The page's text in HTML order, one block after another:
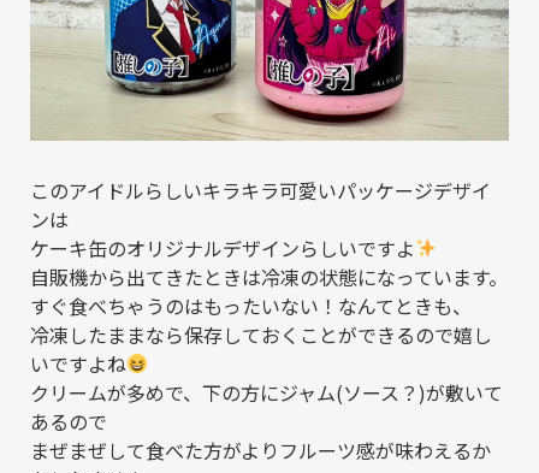
このアイドルらしいキラキラ可愛いパッケージデザイ
ンは
ケーキ缶のオリジナルデザインらしいですよ
自販機から出てきたときは冷凍の状態になっています。
すぐ食べちゃうのはもったいない！なんてときも、
冷凍したままなら保存しておくことができるので嬉し
いですよね
クリームが多めで、下の方にジャム(ソース？)が敷いて
あるので
まぜまぜして食べた方がよりフルーツ感が味わえるか